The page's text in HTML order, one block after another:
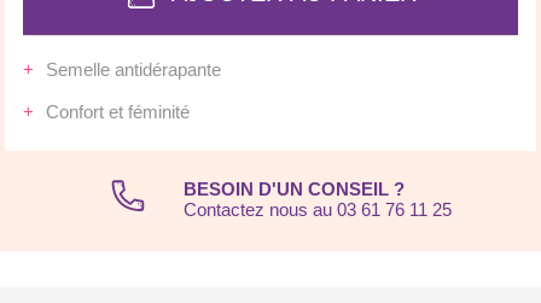
Semelle antidérapante
Confort et féminité
BESOIN D'UN CONSEIL ?
Contactez nous au 03 61 76 11 25